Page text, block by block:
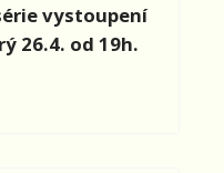
vystoupení
26.4. od 19h.